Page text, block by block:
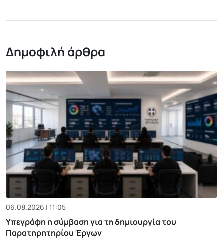
Δημοφιλή άρθρα
06.08.2026 | 11:05
Υπεγράφη η σύμβαση για τη δημιουργία του
Παρατηρητηρίου Έργων